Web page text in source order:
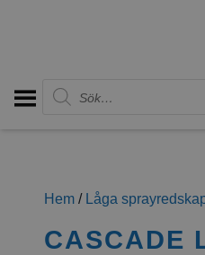
Produktsökning
Hem / Låga
CASCADE